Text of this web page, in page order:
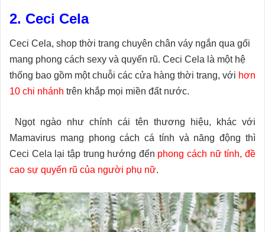
2. Ceci Cela
Ceci Cela, shop thời trang chuyên chân váy ngắn qua gối
mang phong cách sexy và quyến rũ. Ceci Cela là một hệ
thống bao gồm một chuỗi các cửa hàng thời trang, với hơn
10 chi nhánh trên khắp mọi miền đất nước.
Ngọt ngào như chính cái tên thương hiệu, khác với
Mamavirus mang phong cách cá tính và năng động thì
Ceci Cela lại tập trung hướng đến phong cách nữ tính, đề
cao sự quyến rũ của người phụ nữ.